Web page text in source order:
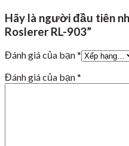
Hãy là người đầu tiên
Roslerer RL-903”
Đánh giá của bạn*
Đánh giá của bạn*